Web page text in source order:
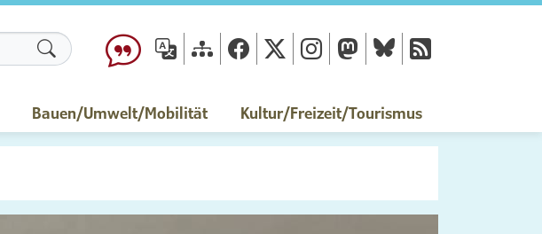
Formularschaltfläche
Bauen/Umwelt/Mobilität Kultur/Freizeit/Tourismus